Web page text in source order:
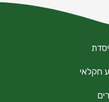
חקלאי